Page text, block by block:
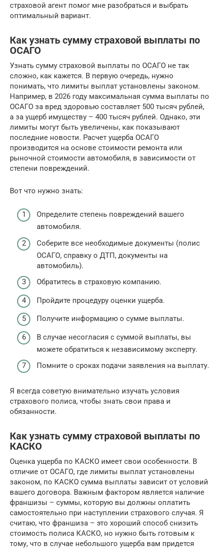
страховой агент помог мне разобраться и выбрать
оптимальный вариант.
Как узнать сумму страховой выплаты по
ОСАГО
Узнать сумму страховой выплаты по ОСАГО не так
сложно, как кажется. В первую очередь, нужно
понимать, что лимиты выплат установлены законом.
Например, в 2026 году максимальная сумма выплаты по
ОСАГО за вред здоровью составляет 500 тысяч рублей,
а за ущерб имуществу – 400 тысяч рублей. Однако, эти
лимиты могут быть увеличены, как показывают
последние новости. Расчет ущерба ОСАГО
производится на основе стоимости ремонта или
рыночной стоимости автомобиля, в зависимости от
степени повреждений.
Вот что нужно знать:
Определите степень повреждений вашего
автомобиля.
Соберите все необходимые документы (полис
ОСАГО, справку о ДТП, документы на
автомобиль).
Обратитесь в страховую компанию.
Пройдите процедуру оценки ущерба.
Получите информацию о сумме выплаты.
В случае несогласия с суммой выплаты, вы
можете обратиться к независимому эксперту.
Помните о сроках подачи заявления на выплату.
Я всегда советую внимательно изучать условия
страхового полиса, чтобы знать свои права и
обязанности.
Как узнать сумму страховой выплаты по
КАСКО
Оценка ущерба по КАСКО имеет свои особенности. В
отличие от ОСАГО, где лимиты выплат установлены
законом, по КАСКО сумма выплаты зависит от условий
вашего договора. Важным фактором является наличие
франшизы – суммы, которую вы должны оплатить
самостоятельно при наступлении страхового случая. Я
считаю, что франшиза – это хороший способ снизить
стоимость полиса КАСКО, но нужно быть готовым к
тому, что в случае небольшого ущерба вам придется